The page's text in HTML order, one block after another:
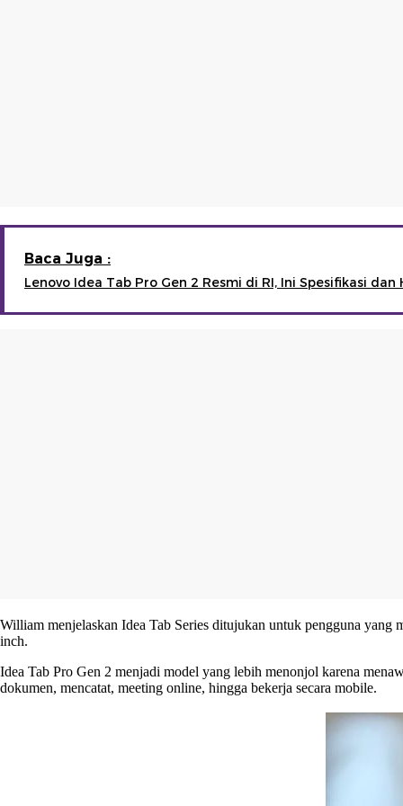
Baca Juga :
Lenovo Idea Tab Pro Gen 2 Resmi di RI, Ini Spesifikasi dan
William menjelaskan Idea Tab Series ditujukan untuk pengguna
inch.
Idea Tab Pro Gen 2 menjadi model yang lebih menonjol karena
dokumen, mencatat, meeting online, hingga bekerja secara mobile.